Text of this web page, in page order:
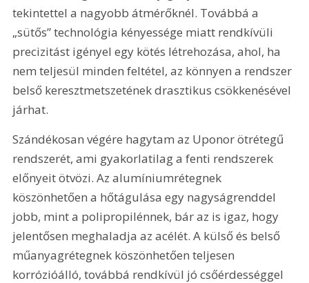
tekintettel a nagyobb átmérőknél. Továbbá a
„sütős” technológia kényessége miatt rendkívüli
precizitást igényel egy kötés létrehozása, ahol, ha
nem teljesül minden feltétel, az könnyen a rendszer
belső keresztmetszetének drasztikus csökkenésével
járhat.
Szándékosan végére hagytam az Uponor ötrétegű
rendszerét, ami gyakorlatilag a fenti rendszerek
előnyeit ötvözi. Az alumíniumrétegnek
köszönhetően a hőtágulása egy nagyságrenddel
jobb, mint a polipropilénnek, bár az is igaz, hogy
jelentősen meghaladja az acélét. A külső és belső
műanyagrétegnek köszönhetően teljesen
korrózióálló, továbbá rendkívül jó csőérdességgel